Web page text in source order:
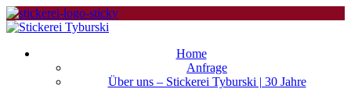
Home
Anfrage
Über uns – Stickerei Tyburski | 30 Jahre